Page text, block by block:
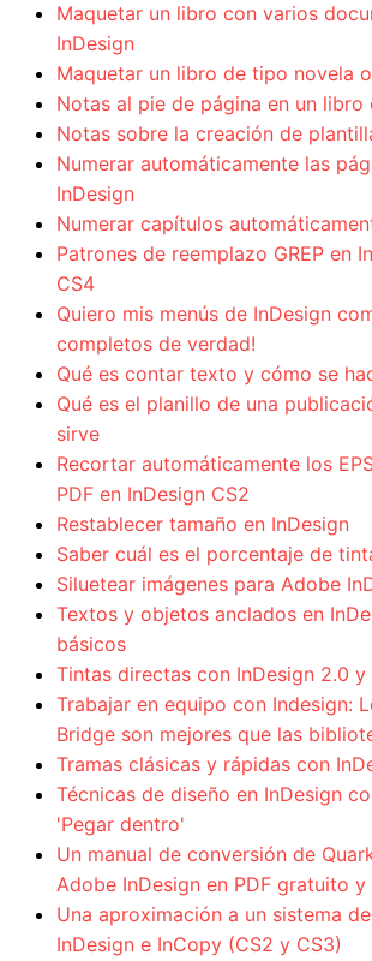
Maquetar un libro con varios
InDesign
Maquetar un libro de tipo novela
Notas al pie de página en un libro
Notas sobre la creación de
Numerar automáticamente las
InDesign
Numerar capítulos
Patrones de reemplazo GREP en
CS4
Quiero mis menús de InDesign
completos de verdad!
Qué es contar texto y cómo se
Qué es el planillo de una
sirve
Recortar automáticamente los
PDF en InDesign CS2
Restablecer tamaño en InDesign
Saber cuál es el porcentaje de
Siluetear imágenes para Adobe
Textos y objetos anclados en
básicos
Tintas directas con InDesign 2.0 y
Trabajar en equipo con Indesign:
Bridge son mejores que las
Tramas clásicas y rápidas con
Técnicas de diseño en InDesign
'Pegar dentro'
Un manual de conversión de
Adobe InDesign en PDF gratuito y
Una aproximación a un sistema
InDesign e InCopy (CS2 y CS3)